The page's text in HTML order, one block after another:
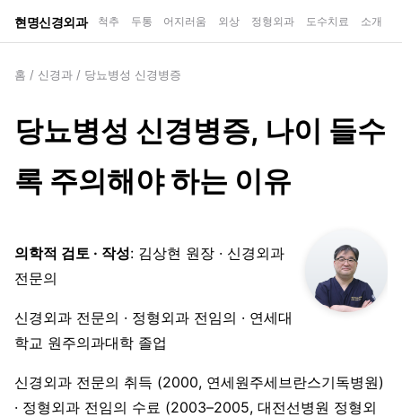
현명신경외과 척추 두통 어지러움 외상 정형외과 도수치료 소개
홈 / 신경과 / 당뇨병성 신경병증
당뇨병성 신경병증, 나이 들수
록 주의해야 하는 이유
의학적 검토 · 작성: 김상현 원장 · 신경외과
전문의
신경외과 전문의 · 정형외과 전임의 · 연세대
학교 원주의과대학 졸업
신경외과 전문의 취득 (2000, 연세원주세브란스기독병원)
· 정형외과 전임의 수료 (2003–2005, 대전선병원 정형외